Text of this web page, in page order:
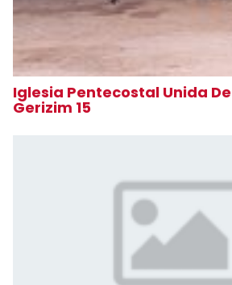
Iglesia Pentecostal Unida
Gerizim 15